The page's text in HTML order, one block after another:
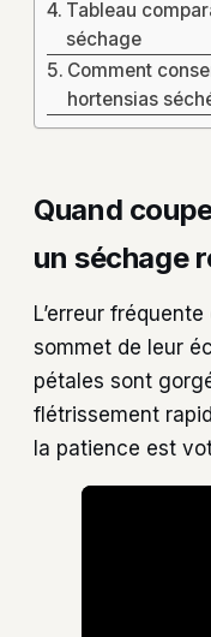
Tableau
séchage
Comment
hortensias
Quand
un séchage
L’erreur
sommet de leur
pétales sont
flétrissement
la patience est